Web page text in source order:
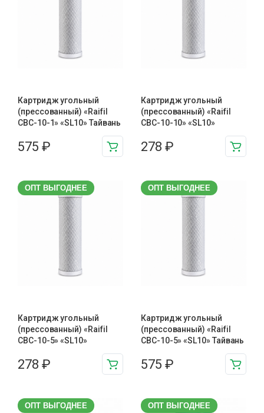
Картридж угольный
(прессованный) «Raifil
CBC-10-1» «SL10» Тайвань
575 ₽
Картридж угольный
(прессованный) «Raifil
CBC-10-10» «SL10»
278 ₽
ОПТ ВЫГОДНЕЕ
Картридж угольный
(прессованный) «Raifil
CBC-10-5» «SL10»
278 ₽
ОПТ ВЫГОДНЕЕ
Картридж угольный
(прессованный) «Raifil
CBC-10-5» «SL10» Тайвань
575 ₽
ОПТ ВЫГОДНЕЕ ОПТ ВЫГОДНЕЕ